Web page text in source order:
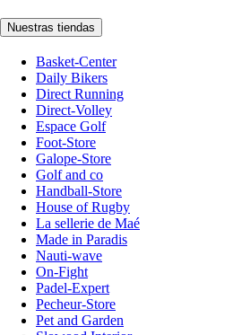
Nuestras tiendas
Basket-Center
Daily Bikers
Direct Running
Direct-Volley
Espace Golf
Foot-Store
Galope-Store
Golf and co
Handball-Store
House of Rugby
La sellerie de Maé
Made in Paradis
Nauti-wave
On-Fight
Padel-Expert
Pecheur-Store
Pet and Garden